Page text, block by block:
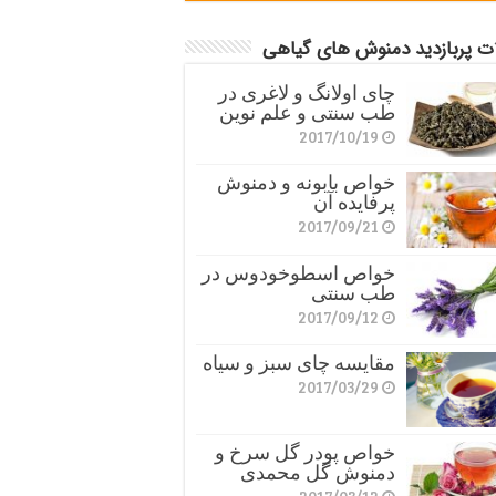
پربازدید دمنوش های گیاهی
چای اولانگ و لاغری در
طب سنتی و علم نوین
2017/10/19
خواص بابونه و دمنوش
پرفایده آن
2017/09/21
خواص اسطوخودوس در
طب سنتی
2017/09/12
مقایسه چای سبز و سیاه
2017/03/29
خواص پودر گل سرخ و
دمنوش گل محمدی